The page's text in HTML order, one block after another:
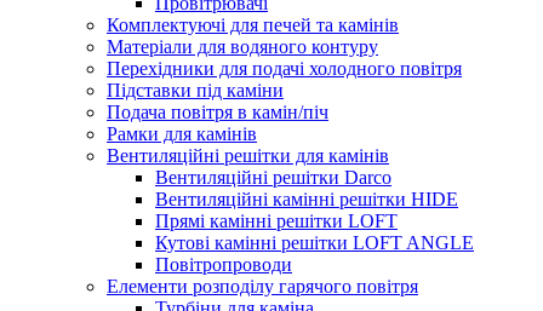
Комплектуючі для печей та камінів
Матеріали для водяного контуру
Перехідники для подачі холодного повітря
Підставки під каміни
Подача повітря в камін/піч
Рамки для камінів
Вентиляційні решітки для камінів
Вентиляційні решітки Darco
Вентиляційні камінні решітки HIDE
Прямі камінні решітки LOFT
Кутові камінні решітки LOFT ANGLE
Повітропроводи
Елементи розподілу гарячого повітря